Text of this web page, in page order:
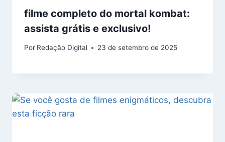
filme completo do mortal kombat:
assista grátis e exclusivo!
Por Redação Digital 23 de setembro de 2025